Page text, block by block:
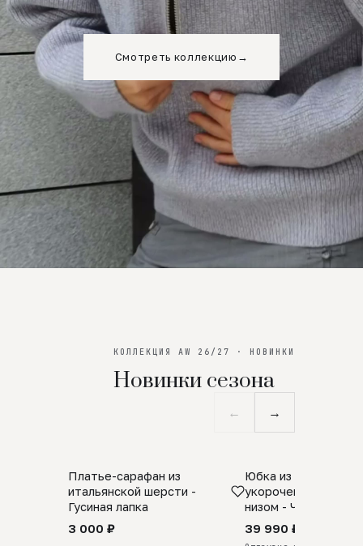
Смотреть коллекцию →
КОЛЛЕКЦИЯ AW 26/27 · НОВИНКИ
Новинки сезона
← →
SALE
Платье-сарафан из
итальянской шерсти -
Гусиная лапка
3 000 ₽
ПРЕДЗАКАЗ
Юбка из
укороченная с
низом - Черный
39 990 ₽